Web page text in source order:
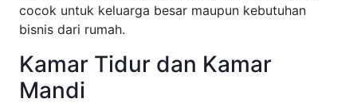
cocok untuk keluarga besar maupun kebutuhan
bisnis dari rumah.
Kamar Tidur dan Kamar
Mandi